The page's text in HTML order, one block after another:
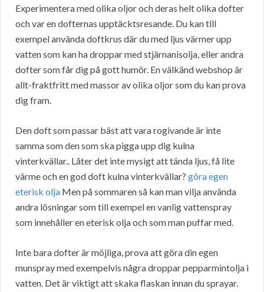
Experimentera med olika oljor och deras helt olika dofter
och var en dofternas upptäcktsresande. Du kan till
exempel använda doftkrus där du med ljus värmer upp
vatten som kan ha droppar med stjärnanisolja, eller andra
dofter som får dig på gott humör. En välkänd webshop är
allt-fraktfritt med massor av olika oljor som du kan prova
dig fram.
Den doft som passar bäst att vara rogivande är inte
samma som den som ska pigga upp dig kulna
vinterkvällar.. Låter det inte mysigt att tända ljus, få lite
värme och en god doft kulna vinterkvällar? göra egen
eterisk olja Men på sommaren så kan man vilja använda
andra lösningar som till exempel en vanlig vattenspray
som innehåller en eterisk olja och som man puffar med.
Inte bara dofter är möjliga, prova att göra din egen
munspray med exempelvis några droppar pepparmintolja i
vatten. Det är viktigt att skaka flaskan innan du sprayar.